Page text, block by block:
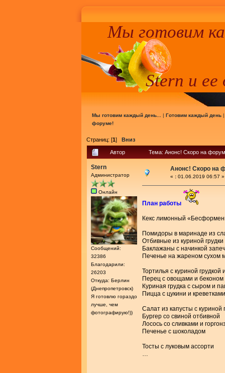
Мы готовим
Stern и ее
Мы готовим каждый день... | Готовим каждый день
форуме!
Страниц: [1] Вниз
Автор Тема: Анонс! Скоро на
Stern
Администратор
Онлайн
Сообщений:
32386
Благодарили:
26203
Откуда: Берлин
(Днепропетровск)
Я готовлю гораздо
лучше, чем
фотографирую!))
Анонс! Скоро на
« : 01.06.2019 06:57 »
План работы
Кекс лимонный
Помидоры в маринаде из
Отбивные из куриной
Баклажаны с начинкой
Печенье на жареном сухом
Тортилья с куриной грудкой
Перец с овощами и беконом
Куриная грудка с сыром и
Пицца с цукини и креветками
Салат из капусты с куриной
Бургер со свиной отбивной
Лосось со сливками и
Печенье с шоколадом
Тосты с луковым ассорти